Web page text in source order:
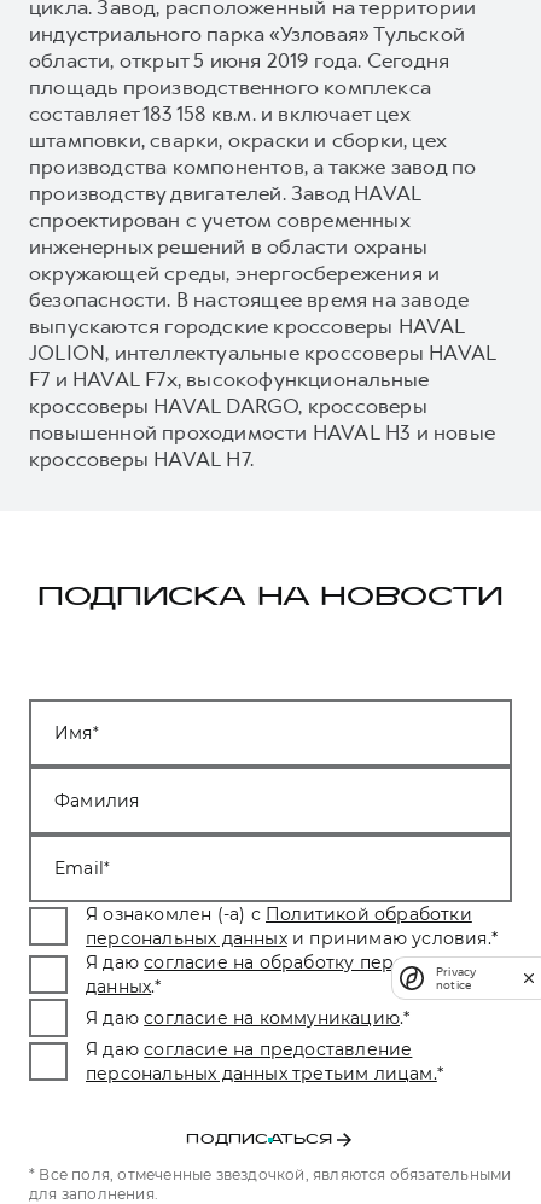
цикла. Завод, расположенный на территории
индустриального парка «Узловая» Тульской
области, открыт 5 июня 2019 года. Сегодня
площадь производственного комплекса
составляет 183 158 кв.м. и включает цех
штамповки, сварки, окраски и сборки, цех
производства компонентов, а также завод по
производству двигателей. Завод HAVAL
спроектирован с учетом современных
инженерных решений в области охраны
окружающей среды, энергосбережения и
безопасности. В настоящее время на заводе
выпускаются городские кроссоверы HAVAL
JOLION, интеллектуальные кроссоверы HAVAL
F7 и HAVAL F7x, высокофункциональные
кроссоверы HAVAL DARGO, кроссоверы
повышенной проходимости HAVAL H3 и новые
кроссоверы HAVAL H7.
ПОДПИСКА НА НОВОСТИ
Имя
Фамилия
Email
Я ознакомлен (-а) с Политикой обработки
персональных данных и принимаю условия.*
Я даю согласие на обработку персональных
данных.*
Я даю согласие на коммуникацию.*
Я даю согласие на предоставление
персональных данных третьим лицам.*
ПОДПИСАТЬСЯ
* Все поля, отмеченные звездочкой, являются обязательными
для заполнения.
Privacy
notice